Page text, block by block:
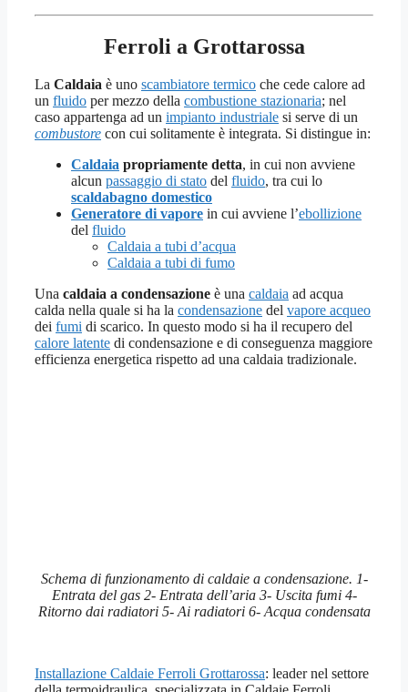
Ferroli a Grottarossa
La Caldaia è uno scambiatore termico che cede calore ad
un fluido per mezzo della combustione stazionaria; nel
caso appartenga ad un impianto industriale si serve di un
combustore con cui solitamente è integrata. Si distingue in:
Caldaia propriamente detta, in cui non avviene
alcun passaggio di stato del fluido, tra cui lo
scaldabagno domestico
Generatore di vapore in cui avviene l’ebollizione
del fluido
Caldaia a tubi d’acqua
Caldaia a tubi di fumo
Una caldaia a condensazione è una caldaia ad acqua
calda nella quale si ha la condensazione del vapore acqueo
dei fumi di scarico. In questo modo si ha il recupero del
calore latente di condensazione e di conseguenza maggiore
efficienza energetica rispetto ad una caldaia tradizionale.
Schema di funzionamento di caldaie a condensazione. 1-
Entrata del gas 2- Entrata dell’aria 3- Uscita fumi 4-
Ritorno dai radiatori 5- Ai radiatori 6- Acqua condensata
Installazione Caldaie Ferroli Grottarossa: leader nel settore